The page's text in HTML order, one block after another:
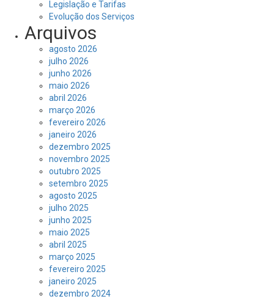
Legislação e Tarifas
Evolução dos Serviços
Arquivos
agosto 2026
julho 2026
junho 2026
maio 2026
abril 2026
março 2026
fevereiro 2026
janeiro 2026
dezembro 2025
novembro 2025
outubro 2025
setembro 2025
agosto 2025
julho 2025
junho 2025
maio 2025
abril 2025
março 2025
fevereiro 2025
janeiro 2025
dezembro 2024